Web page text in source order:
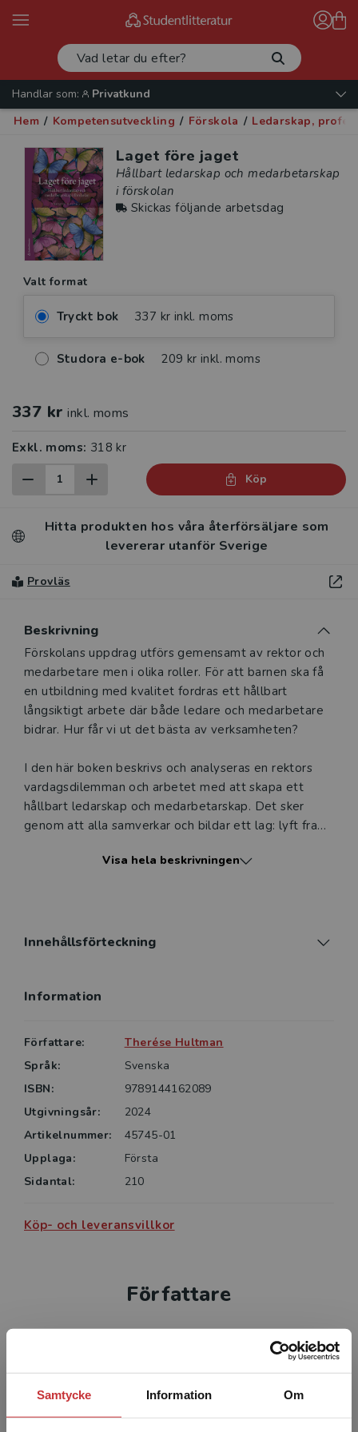
Samtycke Information Om
Handlar som:
Privatkund
Hem / Kompetensutveckling / Förskola / Ledarskap,
Laget före jaget
Hållbart ledarskap och medarbetarskap
i förskolan
Skickas följande arbetsdag
Valt format
Tryckt bok 337 kr inkl. moms
Studora e-bok 209 kr inkl. moms
337 kr inkl. moms
Exkl. moms: 318 kr
Köp
Hitta produkten hos våra återförsäljare som
levererar utanför Sverige
Provläs
Beskrivning
Beskrivning
Förskolans uppdrag utförs gemensamt av rektor och
medarbetare men i olika roller. För att barnen ska få
en utbildning med kvalitet fordras ett hållbart
långsiktigt arbete där både ledare och med­arbetare
bidrar. Hur får vi ut det bästa av verksamheten?
I den här boken beskrivs och analyseras en rektors
vardags­dilemman och arbetet med att skapa ett
hållbart ledarskap och medarbetarskap. Det sker
genom att alla samverkar och bildar ett lag: lyft fram
vad som är viktigt och riktigt i relation till dem. Med
vi sätter laget före jaget.
verksamma i förskolan, chefer såväl som
Visa hela beskrivningen
Innehållsförteckning
Information
Författare:
Therése Hultman
Språk:
Svenska
ISBN:
9789144162089
Utgivningsår:
2024
Artikelnummer:
45745-01
Upplaga:
Första
Sidantal:
210
Köp- och leveransvillkor
Författare